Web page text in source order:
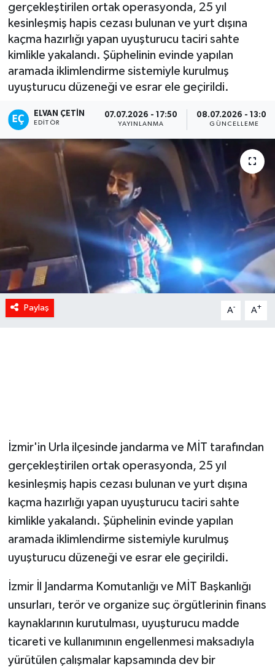
gerçekleştirilen ortak operasyonda, 25 yıl
kesinleşmiş hapis cezası bulunan ve yurt dışına
kaçma hazırlığı yapan uyuşturucu taciri sahte
kimlikle yakalandı. Şüphelinin evinde yapılan
aramada iklimlendirme sistemiyle kurulmuş
uyuşturucu düzeneği ve esrar ele geçirildi.
ELVAN ÇETIN
EDITÖR
07.07.2026 - 17:50
YAYINLANMA
08.07.2026 - 13:06
GÜNCELLEME
Paylaş A- A+
İzmir'in Urla ilçesinde jandarma ve MİT tarafından
gerçekleştirilen ortak operasyonda, 25 yıl
kesinleşmiş hapis cezası bulunan ve yurt dışına
kaçma hazırlığı yapan uyuşturucu taciri sahte
kimlikle yakalandı. Şüphelinin evinde yapılan
aramada iklimlendirme sistemiyle kurulmuş
uyuşturucu düzeneği ve esrar ele geçirildi.
İzmir İl Jandarma Komutanlığı ve MİT Başkanlığı
unsurları, terör ve organize suç örgütlerinin finans
kaynaklarının kurutulması, uyuşturucu madde
ticareti ve kullanımının engellenmesi maksadıyla
yürütülen çalışmalar kapsamında dev bir